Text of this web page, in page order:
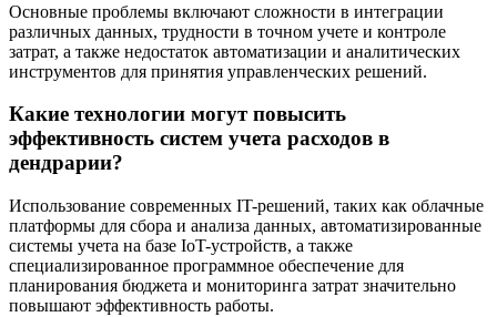
Основные проблемы включают сложности в интеграции
различных данных, трудности в точном учете и контроле
затрат, а также недостаток автоматизации и аналитических
инструментов для принятия управленческих решений.
Какие технологии могут повысить
эффективность систем учета расходов в
дендрарии?
Использование современных IT-решений, таких как облачные
платформы для сбора и анализа данных, автоматизированные
системы учета на базе IoT-устройств, а также
специализированное программное обеспечение для
планирования бюджета и мониторинга затрат значительно
повышают эффективность работы.